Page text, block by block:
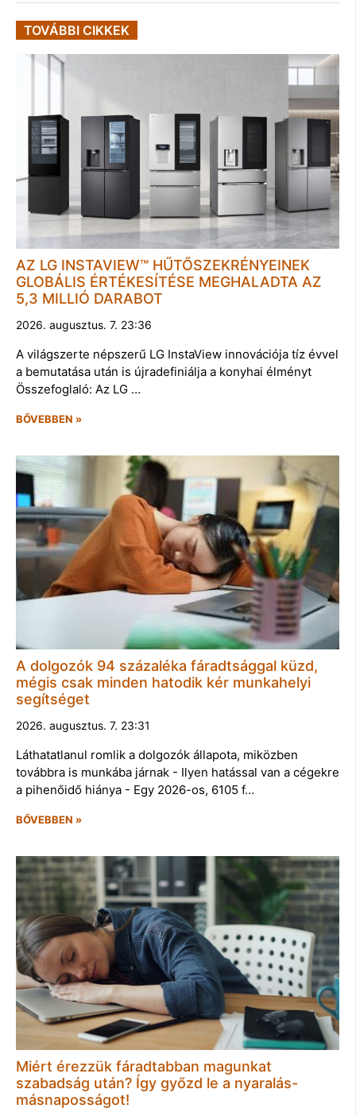
TOVÁBBI CIKKEK
AZ LG INSTAVIEW™ HŰTŐSZEKRÉNYEINEK
GLOBÁLIS ÉRTÉKESÍTÉSE MEGHALADTA AZ
5,3 MILLIÓ DARABOT
2026. augusztus. 7. 23:36
A világszerte népszerű LG InstaView innovációja tíz évvel
a bemutatása után is újradefiniálja a konyhai élményt
Összefoglaló: Az LG …
BŐVEBBEN »
A dolgozók 94 százaléka fáradtsággal küzd,
mégis csak minden hatodik kér munkahelyi
segítséget
2026. augusztus. 7. 23:31
Láthatatlanul romlik a dolgozók állapota, miközben
továbbra is munkába járnak - Ilyen hatással van a cégekre
a pihenőidő hiánya - Egy 2026-os, 6105 f…
BŐVEBBEN »
Miért érezzük fáradtabban magunkat
szabadság után? Így győzd le a nyaralás-
másnaposságot!